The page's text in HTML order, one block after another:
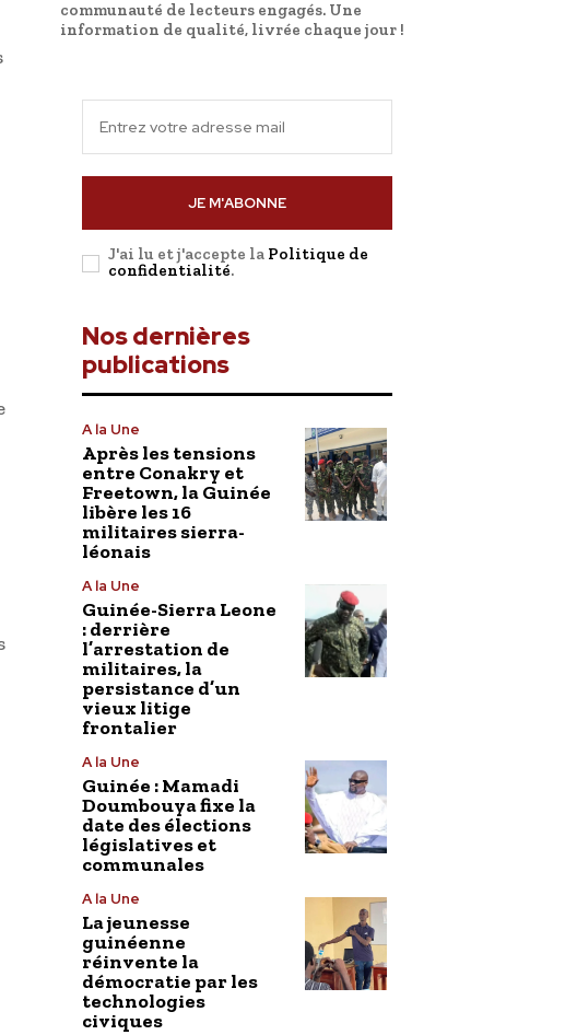
communauté de lecteurs engagés. Une
information de qualité, livrée chaque jour !
JE M'ABONNE
J'ai lu et j'accepte la Politique de
confidentialité.
Nos dernières
publications
A la Une
Après les tensions
entre Conakry et
Freetown, la Guinée
libère les 16
militaires sierra-
léonais
A la Une
Guinée-Sierra Leone
: derrière
l’arrestation de
militaires, la
persistance d’un
vieux litige
frontalier
A la Une
Guinée : Mamadi
Doumbouya fixe la
date des élections
législatives et
communales
A la Une
La jeunesse
guinéenne
réinvente la
démocratie par les
technologies
civiques